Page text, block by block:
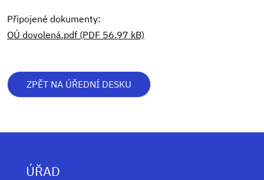
Připojené dokumenty:
OÚ dovolená.pdf (PDF 56.97 kB)
ZPĚT NA ÚŘEDNÍ DESKU
ÚŘAD